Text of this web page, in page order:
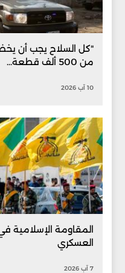
"كل السلاح يجب أن
من 500 ألف قطعة...
10 آب 2026
المقاومة الإسلامية
العسكري
7 آب 2026